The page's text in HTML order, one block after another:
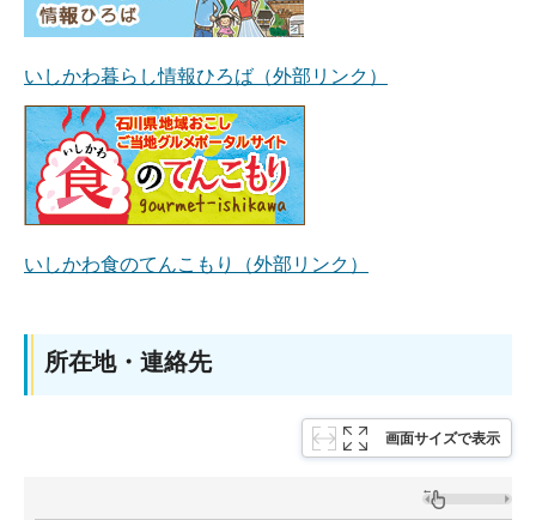
いしかわ暮らし情報ひろば（外部リンク）
いしかわ食のてんこもり（外部リンク）
所在地・連絡先
画面サイズで表示